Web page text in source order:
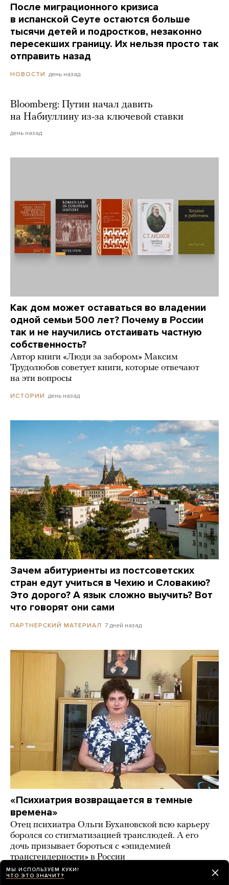
После миграционного кризиса
в испанской Сеуте остаются больше
тысячи детей и подростков, незаконно
пересекших границу. Их нельзя просто так
отправить назад
НОВОСТИ день назад
Bloomberg: Путин начал давить
на Набиуллину из-за ключевой ставки
день назад
Как дом может оставаться во владении
одной семьи 500 лет? Почему в России
так и не научились отстаивать частную
собственность?
Автор книги «Люди за забором» Максим
Трудолюбов советует книги, которые отвечают
на эти вопросы
ИСТОРИИ день назад
Зачем абитуриенты из постсоветских
стран едут учиться в Чехию и Словакию?
Это дорого? А язык сложно выучить? Вот
что говорят они сами
ПАРТНЕРСКИЙ МАТЕРИАЛ 7 дней назад
«Психиатрия возвращается в темные
времена»
Отец психиатра Ольги Бухановской всю карьеру
боролся со стигматизацией транслюдей. А его
дочь призывает бороться с «эпидемией
трансгендерности» в России
ИСТОРИИ день назад
МЫ ИСПОЛЬЗУЕМ КУКИ!
ЧТО ЭТО ЗНАЧИТ?